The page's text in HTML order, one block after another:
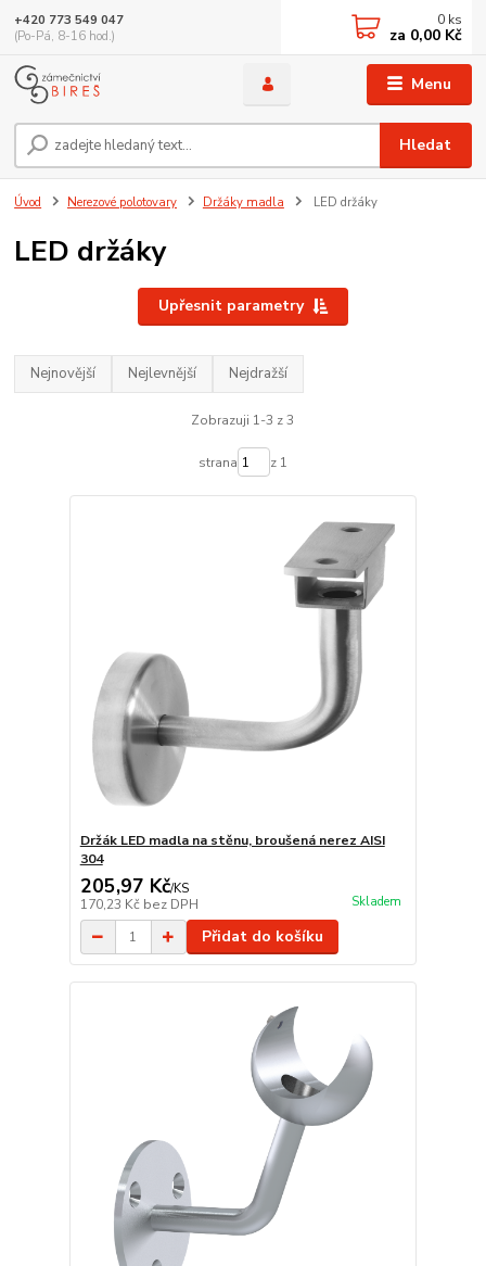
Menu
Hledat
+420 773 549 047
(Po-Pá, 8-16 hod.)
0 ks
za 0,00 Kč
Úvod Nerezové polotovary Držáky madla LED držáky
LED držáky
Upřesnit parametry
Nejnovější Nejlevnější Nejdražší
Zobrazuji 1-3 z 3
strana z 1
Držák LED madla na stěnu, broušená nerez AISI
304
205,97 Kč/KS
170,23 Kč bez DPH Skladem
Přidat do košíku